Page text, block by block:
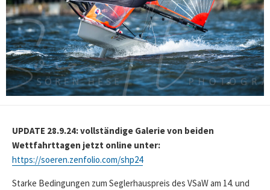
UPDATE 28.9.24: vollständige Galerie von beiden
Wettfahrttagen jetzt online unter:
https://soeren.zenfolio.com/shp24
Starke Bedingungen zum Seglerhauspreis des VSaW am 14. und